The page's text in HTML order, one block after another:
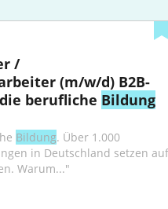
/
(m/w/d) B2B-
berufliche Bildung
Bildung. Über 1.000
in Deutschland setzen auf
Warum..."